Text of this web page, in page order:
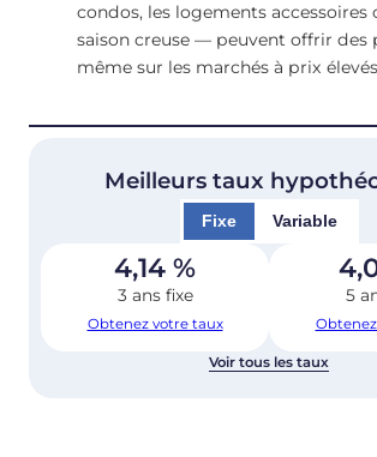
condos, les logements accessoires
saison creuse — peuvent offrir des
même sur les marchés à prix
Meilleurs taux
Fixe Variable
4,14 %
3 ans fixe
Obtenez votre taux
5
Voir tous les taux